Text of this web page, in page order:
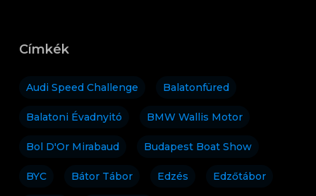
Címkék
Audi Speed Challenge Balatonfüred
Balatoni Évadnyitó BMW Wallis Motor
Bol D'Or Mirabaud Budapest Boat Show
BYC Bátor Tábor Edzés Edzőtábor